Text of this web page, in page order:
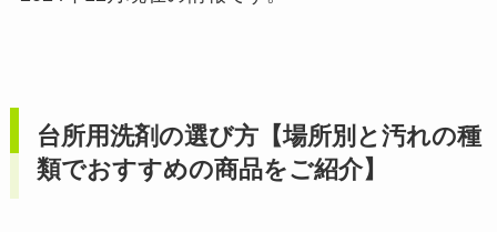
台所用洗剤の選び方【場所別と汚れの種
類でおすすめの商品をご紹介】